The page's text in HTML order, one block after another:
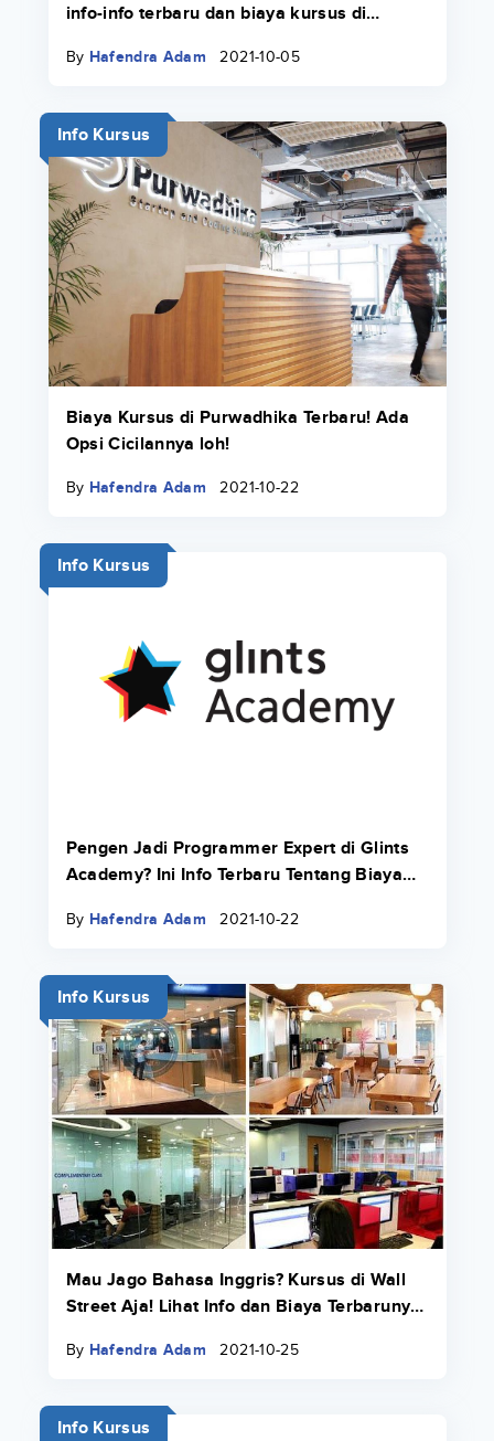
info-info terbaru dan biaya kursus di
By Hafendra Adam 2021-10-05
Info Kursus
Biaya Kursus di Purwadhika Terbaru! Ada
Opsi Cicilannya loh!
By Hafendra Adam 2021-10-22
Info Kursus
Pengen Jadi Programmer Expert di Glints
Academy? Ini Info Terbaru Tentang Biaya
By Hafendra Adam 2021-10-22
Info Kursus
Mau Jago Bahasa Inggris? Kursus di Wall
Street Aja! Lihat Info dan Biaya Terbarunya
By Hafendra Adam 2021-10-25
Info Kursus